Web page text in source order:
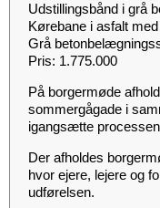
Udstillingsbånd i grå
Kørebane i asfalt
Grå
Pris: 1.775.000
På borgermøde
sommergågade i
igangsætte
Der afholdes
hvor ejere, lejere og
udførelsen.